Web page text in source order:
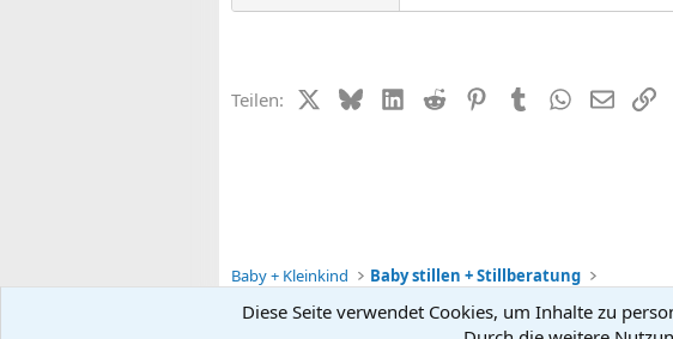
Teilen: X (Twitter)
BlueskyLinkedIn
Reddit PinterestTumblrWhatsApp
E-Mail
Baby + Kleinkind Baby stillen + Stillberatung
Diese Seite verwendet Cookies, um Inhalte zu